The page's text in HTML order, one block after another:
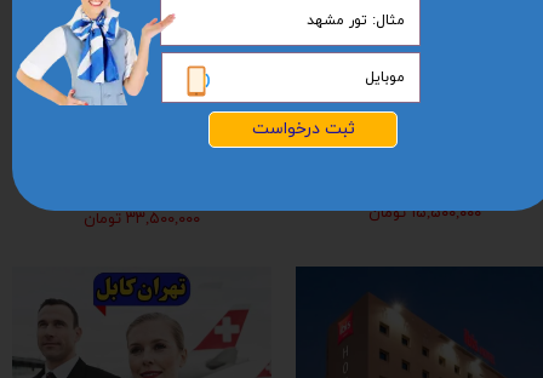
شروع پرواز تهران
افغانستان (کابل-
۱۵,۵۰۰,۰۰۰ تومان
تور استانبول ویژه عید
۳۳,۵۰۰,۰۰۰ تومان
ثبت درخواست